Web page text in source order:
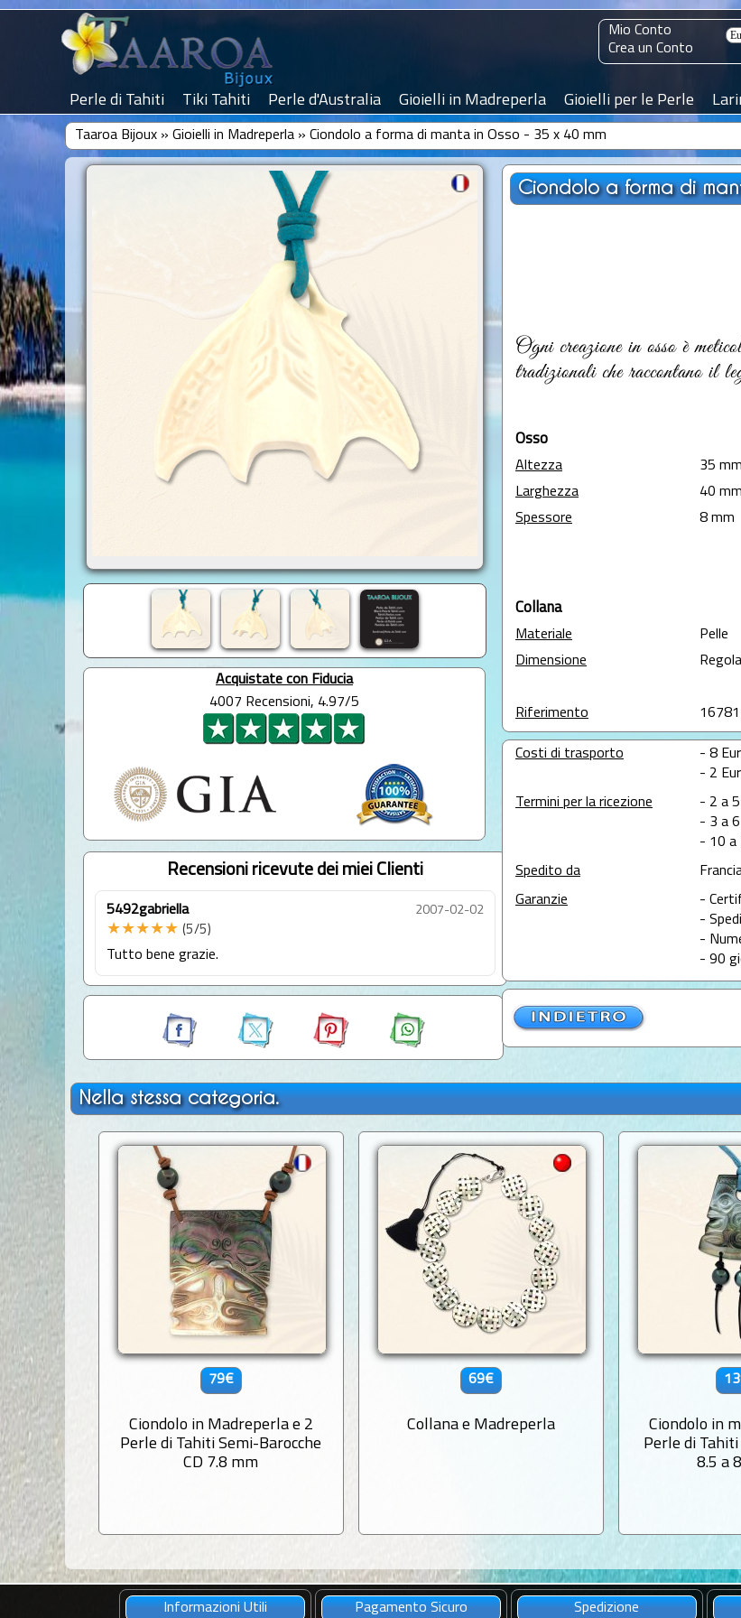
Mio Conto
Crea un Conto
Perle di Tahiti Tiki Tahiti Perle d'Australia Gioielli in Madreperla Gioielli per le Perle
Taaroa Bijoux» Gioielli in Madreperla» Ciondolo a forma di manta in Osso - 35 x 40 mm
Acquistate con Fiducia
4007 Recensioni, 4.97/5
Recensioni ricevute dei miei Clienti
5492gabriella 2007-02-02
★★★★★ (5/5)
Tutto bene grazie.
Ciondolo a forma di
Ogni creazione in osso è
tradizionali che raccontano il
Osso
Altezza
35 mm
Larghezza
40 mm
Spessore
8 mm
Collana
Materiale
Pelle
Dimensione
Riferimento
Costi di trasporto
- 8
- 2
Termini per la ricezione
- 2 a
- 3 a
- 10 a
Spedito da
Garanzie
-
-
-
- 90
Nella stessa categoria.
79€
Ciondolo in Madreperla e 2
Perle di Tahiti Semi-Barocche
CD 7.8 mm
69€
Collana e Madreperla
Ciondolo in
Perle di Tahiti
8.5 a
Informazioni Utili Pagamento Sicuro Spedizione